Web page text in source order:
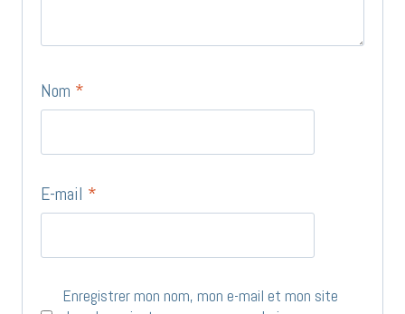
Nom *
E-mail *
Enregistrer mon nom, mon e-mail et mon site